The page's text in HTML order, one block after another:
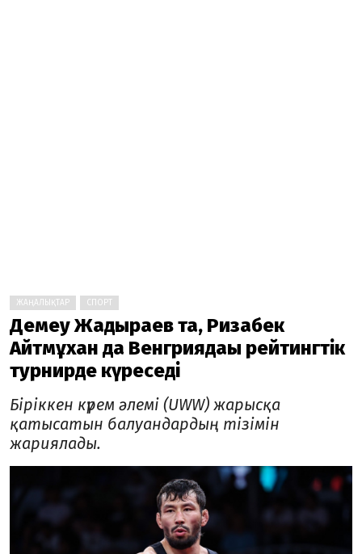
ЖАҢАЛЫҚТАР СПОРТ
Демеу Жадыраев та, Ризабек
Айтмұхан да Венгриядағы рейтингтік
турнирде күреседі
Біріккен күрем әлемі (UWW) жарысқа
қатысатын балуандардың тізімін
жариялады.